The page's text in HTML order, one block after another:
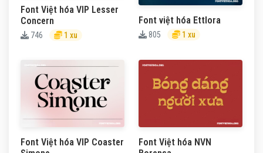
Font Việt hóa VIP Lesser
Concern
746 1 xu
Font việt hóa Ettlora
805 1 xu
Font Việt hóa VIP Coaster
Font Việt hóa NVN